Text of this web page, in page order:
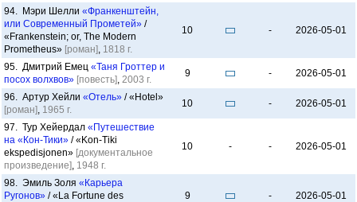
94. Мэри Шелли «Франкенштейн,
или Современный Прометей» /
«Frankenstein; or, The Modern
Prometheus» [роман], 1818 г.
10 - 2026-05-01
95. Дмитрий Емец «Таня Гроттер и
посох волхвов» [повесть], 2003 г.
9 - 2026-05-01
96. Артур Хейли «Отель» / «Hotel»
[роман], 1965 г.
10 - 2026-05-01
97. Тур Хейердал «Путешествие
на «Кон-Тики» / «Kon-Tiki
ekspedisjonen» [документальное
произведение], 1948 г.
10 - - 2026-05-01
98. Эмиль Золя «Карьера
Ругонов» / «La Fortune des
9 - 2026-05-01